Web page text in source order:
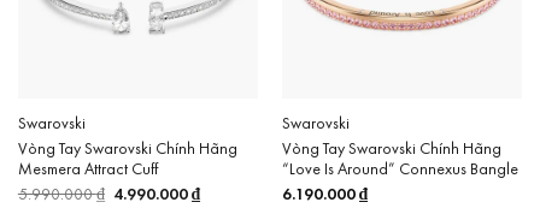
Swarovski
Vòng Tay Swarovski Chính Hãng
Mesmera Attract Cuff
5.990.000₫ Giá
gốc
4.990.000₫Giá
hiện
Swarovski
Vòng Tay Swarovski Chính Hãng
“Love Is Around” Connexus Bangle
6.190.000₫